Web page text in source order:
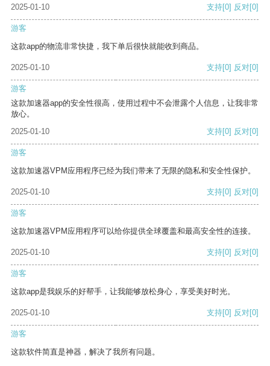
2025-01-10
支持[0] 反对[0]
游客
这款app的物流非常快捷，我下单后很快就能收到商品。
2025-01-10 支持[0] 反对[0]
游客
这款加速器app的安全性很高，使用过程中不会泄露个人信息，让我非常
放心。
2025-01-10
支持[0] 反对[0]
游客
这款加速器VPM应用程序已经为我们带来了无限的隐私和安全性保护。
2025-01-10 支持[0] 反对[0]
游客
这款加速器VPM应用程序可以给你提供全球覆盖和最高安全性的连接。
2025-01-10 支持[0] 反对[0]
游客
这款app是我娱乐的好帮手，让我能够放松身心，享受美好时光。
2025-01-10 支持[0] 反对[0]
游客
这款软件简直是神器，解决了我所有问题。